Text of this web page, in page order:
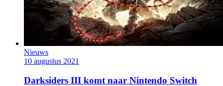
Nieuws
10 augustus 2021
Darksiders III komt naar Nintendo Switch